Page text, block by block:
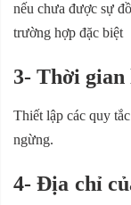
nếu chưa được sự
trường hợp đặc biệt
3- Thời
Thiết lập các quy
ngừng.
4- Địa chỉ